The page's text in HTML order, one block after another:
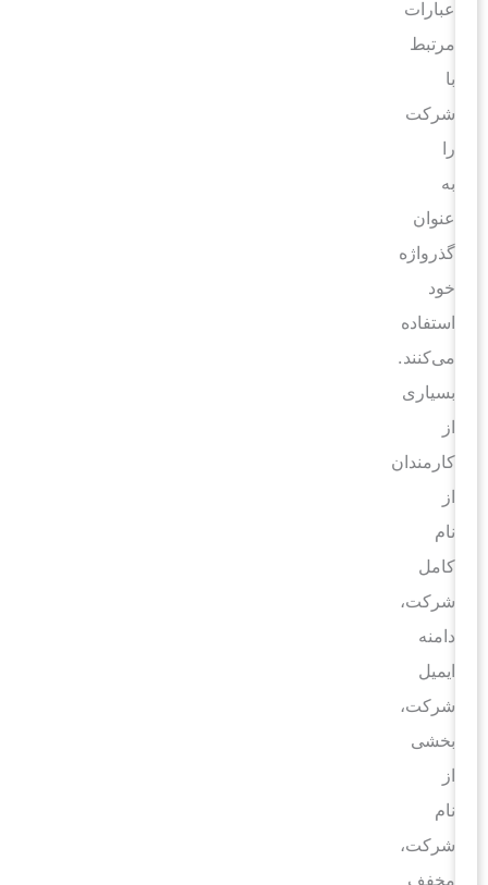
عبارات
مرتبط
شرکت
عنوان
گذرواژه
خود
استفاده
می‌کنند.
بسیاری
کارمندان
کامل
شرکت،
دامنه
ایمیل
شرکت،
بخشی
شرکت،
مخفف